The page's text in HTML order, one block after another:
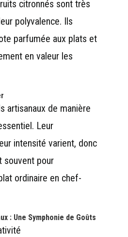
citronnés sont très
polyvalence. Ils
parfumée aux plats et
en valeur les
artisanaux de manière
Leur
intensité varient, donc
souvent pour
ordinaire en chef-
: Une Symphonie de Goûts